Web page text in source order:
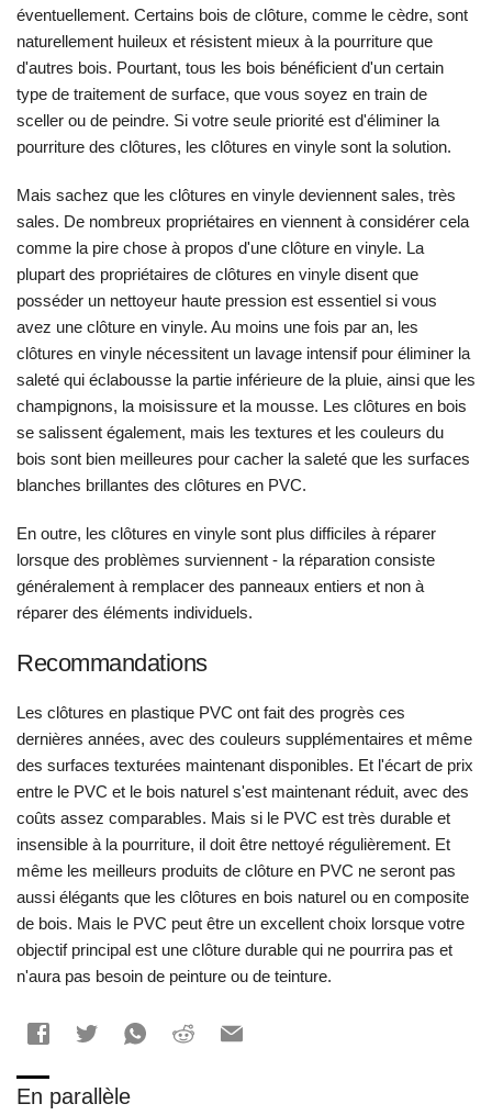
éventuellement. Certains bois de clôture, comme le cèdre, sont
naturellement huileux et résistent mieux à la pourriture que
d'autres bois. Pourtant, tous les bois bénéficient d'un certain
type de traitement de surface, que vous soyez en train de
sceller ou de peindre. Si votre seule priorité est d'éliminer la
pourriture des clôtures, les clôtures en vinyle sont la solution.
Mais sachez que les clôtures en vinyle deviennent sales, très
sales. De nombreux propriétaires en viennent à considérer cela
comme la pire chose à propos d'une clôture en vinyle. La
plupart des propriétaires de clôtures en vinyle disent que
posséder un nettoyeur haute pression est essentiel si vous
avez une clôture en vinyle. Au moins une fois par an, les
clôtures en vinyle nécessitent un lavage intensif pour éliminer la
saleté qui éclabousse la partie inférieure de la pluie, ainsi que les
champignons, la moisissure et la mousse. Les clôtures en bois
se salissent également, mais les textures et les couleurs du
bois sont bien meilleures pour cacher la saleté que les surfaces
blanches brillantes des clôtures en PVC.
En outre, les clôtures en vinyle sont plus difficiles à réparer
lorsque des problèmes surviennent - la réparation consiste
généralement à remplacer des panneaux entiers et non à
réparer des éléments individuels.
Recommandations
Les clôtures en plastique PVC ont fait des progrès ces
dernières années, avec des couleurs supplémentaires et même
des surfaces texturées maintenant disponibles. Et l'écart de prix
entre le PVC et le bois naturel s'est maintenant réduit, avec des
coûts assez comparables. Mais si le PVC est très durable et
insensible à la pourriture, il doit être nettoyé régulièrement. Et
même les meilleurs produits de clôture en PVC ne seront pas
aussi élégants que les clôtures en bois naturel ou en composite
de bois. Mais le PVC peut être un excellent choix lorsque votre
objectif principal est une clôture durable qui ne pourrira pas et
n'aura pas besoin de peinture ou de teinture.
En parallèle